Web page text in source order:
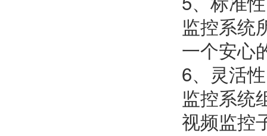
监控系统
一个安心
6、灵活性
监控系统
视频监控